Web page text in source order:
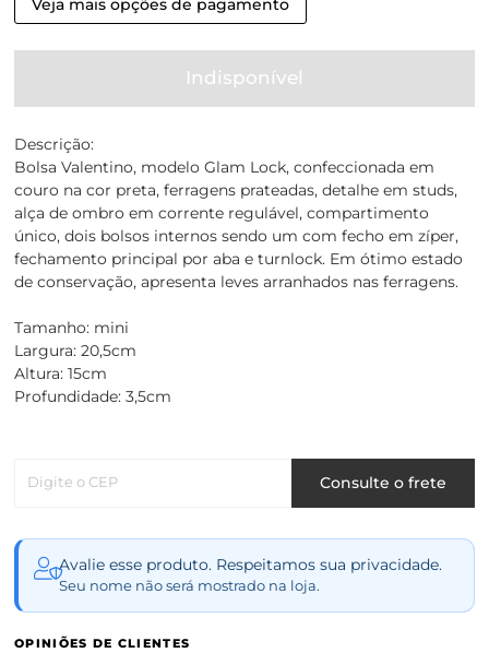
Veja mais opções de pagamento
Indisponível
Descrição:
Bolsa Valentino, modelo Glam Lock, confeccionada em
couro na cor preta, ferragens prateadas, detalhe em studs,
alça de ombro em corrente regulável, compartimento
único, dois bolsos internos sendo um com fecho em zíper,
fechamento principal por aba e turnlock. Em ótimo estado
de conservação, apresenta leves arranhados nas ferragens.
Tamanho: mini
Largura: 20,5cm
Altura: 15cm
Profundidade: 3,5cm
Digite o CEP Consulte o frete
Avalie esse produto. Respeitamos sua privacidade.
Seu nome não será mostrado na loja.
OPINIÕES DE CLIENTES